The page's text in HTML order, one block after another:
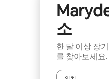
소
한 달 이상 장
를 찾아보세요.